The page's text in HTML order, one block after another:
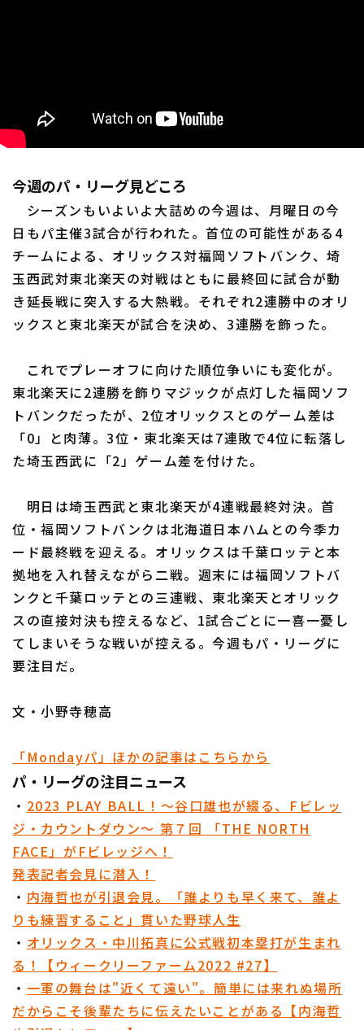
今週のパ・リーグ見どころ
シーズンもいよいよ大詰めの今週は、月曜日の今
日もパ主催3試合が行われた。首位の可能性がある4
チームによる、オリックス対福岡ソフトバンク、埼
玉西武対東北楽天の対戦はともに最終回に試合が動
き延長戦に突入する大熱戦。それぞれ2連勝中のオリ
ックスと東北楽天が試合を決め、3連勝を飾った。
これでプレーオフに向けた順位争いにも変化が。
東北楽天に2連勝を飾りマジックが点灯した福岡ソフ
トバンクだったが、2位オリックスとのゲーム差は
「0」と肉薄。3位・東北楽天は7連敗で4位に転落し
た埼玉西武に「2」ゲーム差を付けた。
明日は埼玉西武と東北楽天が4連戦最終対決。首
位・福岡ソフトバンクは北海道日本ハムとの今季カ
ード最終戦を迎える。オリックスは千葉ロッテと本
拠地を入れ替えながら二戦。週末には福岡ソフトバ
ンクと千葉ロッテとの三連戦、東北楽天とオリック
スの直接対決も控えるなど、1試合ごとに一喜一憂し
てしまいそうな戦いが控える。今週もパ・リーグに
要注目だ。
文・小野寺穂高
「Mondayパ」ほかの記事はこちらから
パ・リーグの注目ニュース
・ 2023 PLAY BALL！～谷口雄也が綴る、Fビレッ
ジ・カウントダウン～ 第７回 「THE NORTH
FACE」がFビレッジへ！
発表記者会見に潜入！
・ 内海哲也が引退会見。「誰よりも早く来て、誰よ
りも練習すること」貫いた野球人生
・ オリックス・中川拓真に公式戦初本塁打が生まれ
る！【ウィークリーファーム2022 #27】
・ 一軍の舞台は"近くて遠い"。簡単には来れぬ場所
だからこそ後輩たちに伝えたいことがある【内海哲